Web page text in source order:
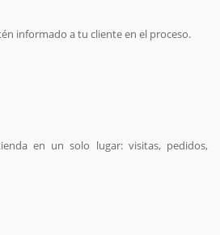
informado a tu cliente en el proceso.
en un solo lugar: visitas, pedidos,